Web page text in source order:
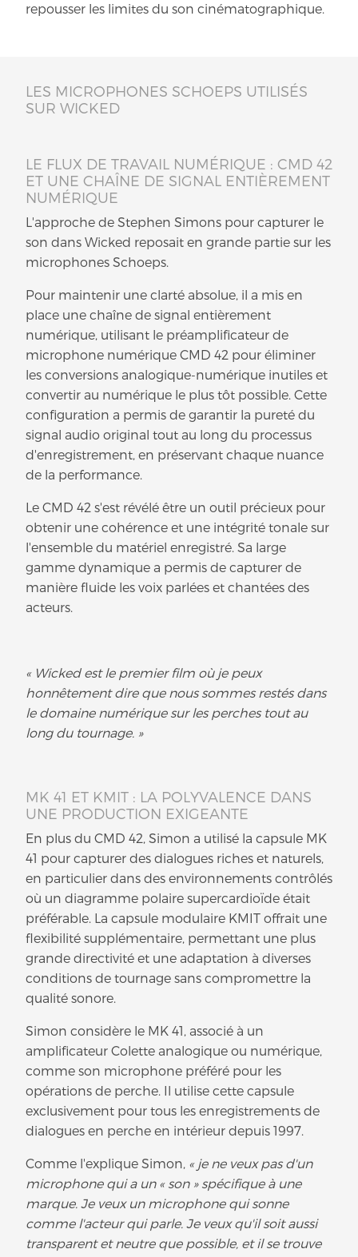
repousser les limites du son cinématographique.
LES MICROPHONES SCHOEPS UTILISÉS
SUR WICKED
LE FLUX DE TRAVAIL NUMÉRIQUE : CMD 42
ET UNE CHAÎNE DE SIGNAL ENTIÈREMENT
NUMÉRIQUE
L'approche de Stephen Simons pour capturer le
son dans Wicked reposait en grande partie sur les
microphones Schoeps.
Pour maintenir une clarté absolue, il a mis en
place une chaîne de signal entièrement
numérique, utilisant le préamplificateur de
microphone numérique CMD 42 pour éliminer
les conversions analogique-numérique inutiles et
convertir au numérique le plus tôt possible. Cette
configuration a permis de garantir la pureté du
signal audio original tout au long du processus
d'enregistrement, en préservant chaque nuance
de la performance.
Le CMD 42 s'est révélé être un outil précieux pour
obtenir une cohérence et une intégrité tonale sur
l'ensemble du matériel enregistré. Sa large
gamme dynamique a permis de capturer de
manière fluide les voix parlées et chantées des
acteurs.
« Wicked est le premier film où je peux
honnêtement dire que nous sommes restés dans
le domaine numérique sur les perches tout au
long du tournage. »
MK 41 ET KMIT : LA POLYVALENCE DANS
UNE PRODUCTION EXIGEANTE
En plus du CMD 42, Simon a utilisé la capsule MK
41 pour capturer des dialogues riches et naturels,
en particulier dans des environnements contrôlés
où un diagramme polaire supercardioïde était
préférable. La capsule modulaire KMIT offrait une
flexibilité supplémentaire, permettant une plus
grande directivité et une adaptation à diverses
conditions de tournage sans compromettre la
qualité sonore.
Simon considère le MK 41, associé à un
amplificateur Colette analogique ou numérique,
comme son microphone préféré pour les
opérations de perche. Il utilise cette capsule
exclusivement pour tous les enregistrements de
dialogues en perche en intérieur depuis 1997.
Comme l'explique Simon, « je ne veux pas d'un
microphone qui a un « son » spécifique à une
marque. Je veux un microphone qui sonne
comme l'acteur qui parle. Je veux qu'il soit aussi
transparent et neutre que possible, et il se trouve